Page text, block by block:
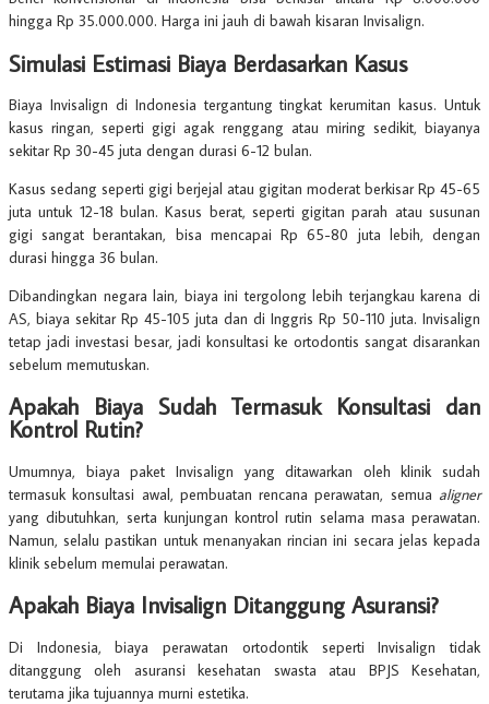
hingga Rp 35.000.000. Harga ini jauh di bawah kisaran Invisalign.
Simulasi Estimasi Biaya Berdasarkan Kasus
Biaya Invisalign di Indonesia tergantung tingkat kerumitan kasus. Untuk
kasus ringan, seperti gigi agak renggang atau miring sedikit, biayanya
sekitar Rp 30-45 juta dengan durasi 6-12 bulan.
Kasus sedang seperti gigi berjejal atau gigitan moderat berkisar Rp 45-65
juta untuk 12-18 bulan. Kasus berat, seperti gigitan parah atau susunan
gigi sangat berantakan, bisa mencapai Rp 65-80 juta lebih, dengan
durasi hingga 36 bulan.
Dibandingkan negara lain, biaya ini tergolong lebih terjangkau karena di
AS, biaya sekitar Rp 45-105 juta dan di Inggris Rp 50-110 juta. Invisalign
tetap jadi investasi besar, jadi konsultasi ke ortodontis sangat disarankan
sebelum memutuskan.
Apakah Biaya Sudah Termasuk Konsultasi dan
Kontrol Rutin?
Umumnya, biaya paket Invisalign yang ditawarkan oleh klinik sudah
termasuk konsultasi awal, pembuatan rencana perawatan, semua aligner
yang dibutuhkan, serta kunjungan kontrol rutin selama masa perawatan.
Namun, selalu pastikan untuk menanyakan rincian ini secara jelas kepada
klinik sebelum memulai perawatan.
Apakah Biaya Invisalign Ditanggung Asuransi?
Di Indonesia, biaya perawatan ortodontik seperti Invisalign tidak
ditanggung oleh asuransi kesehatan swasta atau BPJS Kesehatan,
terutama jika tujuannya murni estetika.